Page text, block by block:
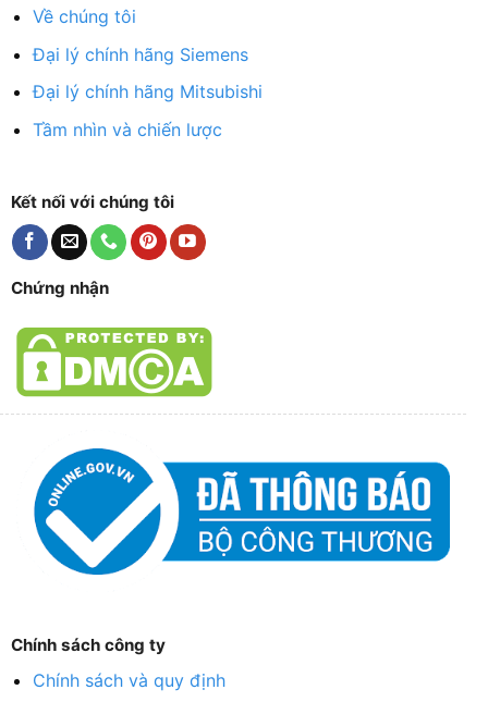
Về chúng tôi
Đại lý chính hãng Siemens
Đại lý chính hãng Mitsubishi
Tầm nhìn và chiến lược
Kết nối với chúng tôi
Chứng nhận
Chính sách công ty
Chính sách và quy định